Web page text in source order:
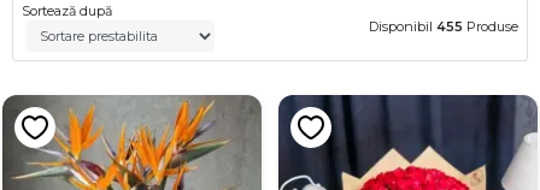
Sortează după
Disponibil 455 Produse